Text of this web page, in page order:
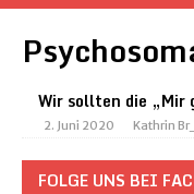
Wir sollten die „Mir
2. Juni 2020 Kathrin
FOLGE UNS BEI